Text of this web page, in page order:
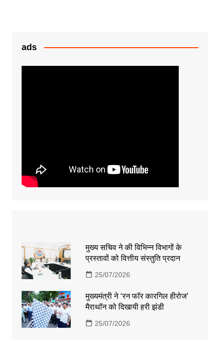
ads
मुख्य सचिव ने की विभिन्न विभागों के
प्रस्तावों को वित्तीय संस्तुति प्रदान
25/07/2026
मुख्यमंत्री ने ‘रन फॉर कारगिल हीरोज’
मैराथॉन को दिखायी हरी झंडी
25/07/2026